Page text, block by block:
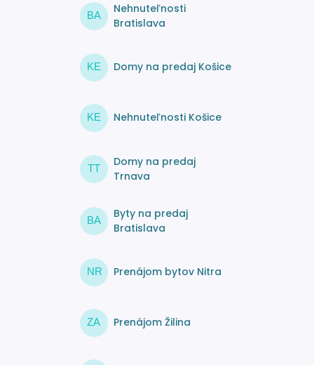
BA
Nehnuteľnosti
Bratislava
KE Domy na predaj Košice
KE Nehnuteľnosti Košice
TT
Domy na predaj
Trnava
BA
Byty na predaj
Bratislava
NR Prenájom bytov Nitra
ZA Prenájom Žilina